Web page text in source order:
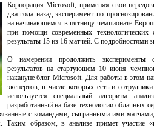
Корпорация Microsoft, применяя свои
два года назад эксперимент по
на начинающемся в пятницу чемпионате
при помощи современных технологических
результаты 15 из 16 матчей. С подробностями
О намерении продолжить эксперименты
результатов на стартующем 10 июня
накануне блог Microsoft. Для работы в этом
экспертов, в числе которых есть и
используется специальный алгоритм
разработанный на базе технологии облачных
с командами, сыгранными ими
образом, в анализе примет участие